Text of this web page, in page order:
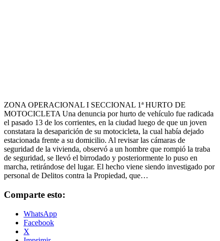
ZONA OPERACIONAL I SECCIONAL 1ª HURTO DE
MOTOCICLETA Una denuncia por hurto de vehículo fue radicada
el pasado 13 de los corrientes, en la ciudad luego de que un joven
constatara la desaparición de su motocicleta, la cual había dejado
estacionada frente a su domicilio. Al revisar las cámaras de
seguridad de la vivienda, observó a un hombre que rompió la traba
de seguridad, se llevó el birrodado y posteriormente lo puso en
marcha, retirándose del lugar. El hecho viene siendo investigado por
personal de Delitos contra la Propiedad, que…
Comparte esto:
WhatsApp
Facebook
X